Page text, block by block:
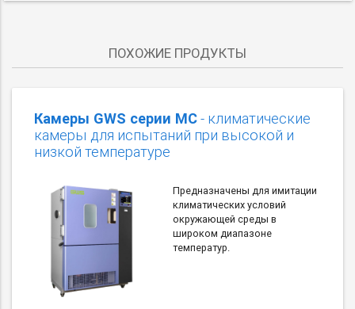
ПОХОЖИЕ ПРОДУКТЫ
Камеры GWS серии MC- климатические
камеры для испытаний при высокой и
низкой температуре
Предназначены для имитации
климатических условий
окружающей среды в
широком диапазоне
температур.